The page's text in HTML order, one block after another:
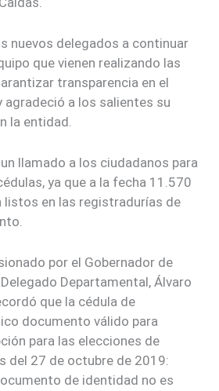
nuevos delegados a continuar
que vienen realizando las
transparencia en el
agradeció a los salientes su
la entidad.
llamado a los ciudadanos para
ya que a la fecha 11.570
en las registradurías de
por el Gobernador de
Departamental, Álvaro
que la cédula de
documento válido para
para las elecciones de
del 27 de octubre de 2019:
de identidad no es